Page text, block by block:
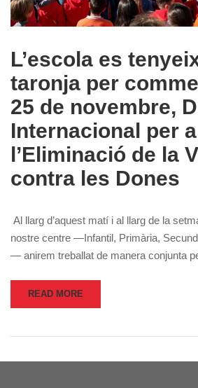
L’escola es
taronja per
25 de novembre,
Internacional per a
l’Eliminació de la
contra les Dones
Al llarg d’aquest matí i al llarg de la
nostre centre —Infantil, Primària,
— anirem treballat de manera conjunta
READ MORE